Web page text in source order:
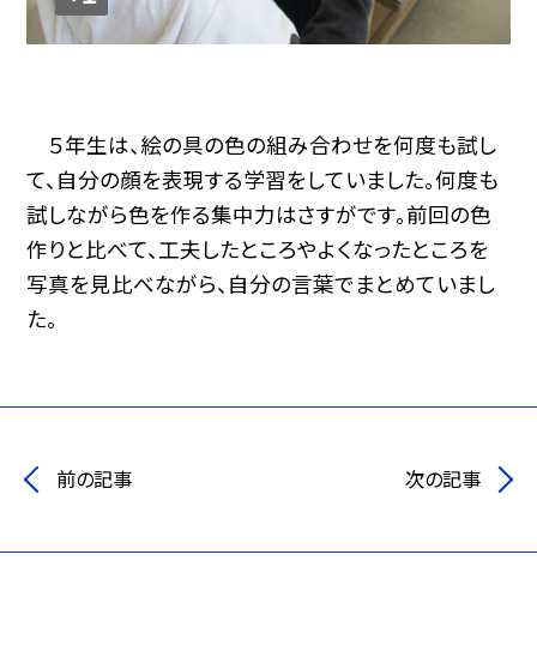
５年生は、絵の具の色の組み合わせを何度も試し
て、自分の顔を表現する学習をしていました。何度も
試しながら色を作る集中力はさすがです。前回の色
作りと比べて、工夫したところやよくなったところを
写真を見比べながら、自分の言葉でまとめていまし
た。
前の記事 次の記事